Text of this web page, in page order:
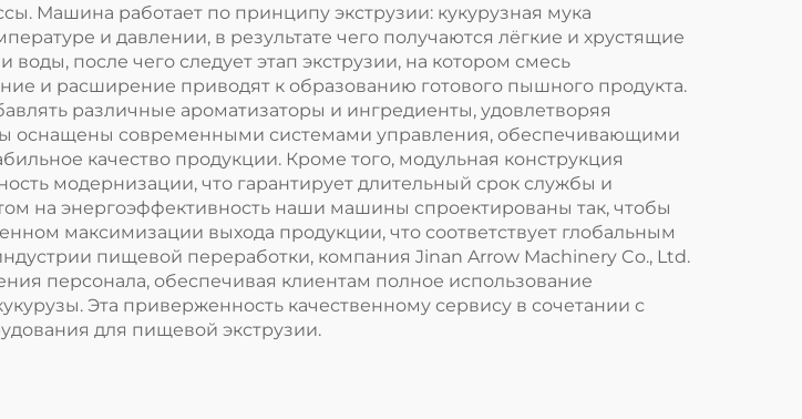
Машина работает по принципу экструзии: кукурузная мука
и давлении, в результате чего получаются лёгкие и хрустящие
после чего следует этап экструзии, на котором смесь
и расширение приводят к образованию готового пышного продукта.
различные ароматизаторы и ингредиенты, удовлетворяя
оснащены современными системами управления, обеспечивающими
качество продукции. Кроме того, модульная конструкция
модернизации, что гарантирует длительный срок службы и
на энергоэффективность наши машины спроектированы так, чтобы
максимизации выхода продукции, что соответствует глобальным
пищевой переработки, компания Jinan Arrow Machinery Co., Ltd.
персонала, обеспечивая клиентам полное использование
Эта приверженность качественному сервису в сочетании с
для пищевой экструзии.